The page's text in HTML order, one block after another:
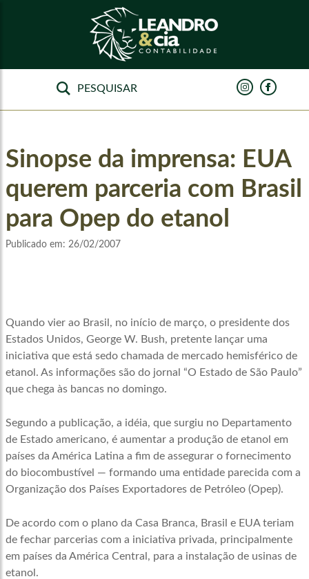
Sinopse da imprensa: EUA
querem parceria com Brasil
para Opep do etanol
Publicado em: 26/02/2007
Quando vier ao Brasil, no início de março, o presidente dos
Estados Unidos, George W. Bush, pretente lançar uma
iniciativa que está sedo chamada de mercado hemisférico de
etanol. As informações são do jornal “O Estado de São Paulo”
que chega às bancas no domingo.
Segundo a publicação, a idéia, que surgiu no Departamento
de Estado americano, é aumentar a produção de etanol em
países da América Latina a fim de assegurar o fornecimento
do biocombustível — formando uma entidade parecida com a
Organização dos Países Exportadores de Petróleo (Opep).
De acordo com o plano da Casa Branca, Brasil e EUA teriam
de fechar parcerias com a iniciativa privada, principalmente
em países da América Central, para a instalação de usinas de
etanol.